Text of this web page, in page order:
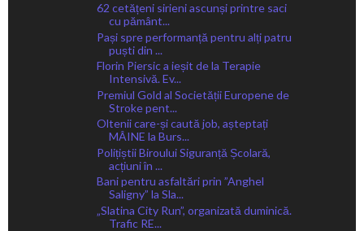
62 cetățeni sirieni ascunși printre saci
cu pământ...
Pași spre performanță pentru alți patru
puști din ...
Florin Piersic a ieșit de la Terapie
Intensivă. Ev...
Premiul Gold al Societății Europene de
Stroke pent...
Oltenii care-și caută job, așteptați
MÂINE la Burs...
Polițiștii Biroului Siguranță Școlară,
acțiuni în ...
Bani pentru asfaltări prin ”Anghel
Saligny” la Sla...
„Slatina City Run”, organizată duminică.
Trafic RE...